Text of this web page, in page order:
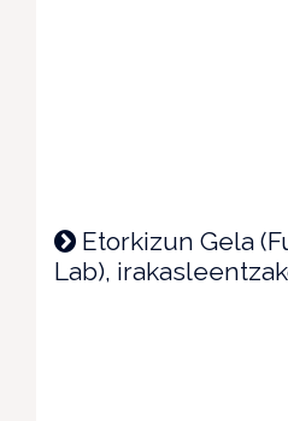
Etorkizun Gela
Lab),